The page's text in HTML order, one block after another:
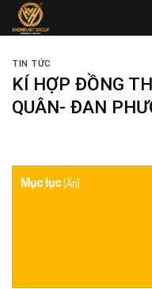
Skip
TIN TỨC
KÍ HỢP ĐỒNG
QUÂN- ĐAN
Mục lục Ẩn